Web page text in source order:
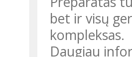
bet ir visų
kompleksas.
Daugiau